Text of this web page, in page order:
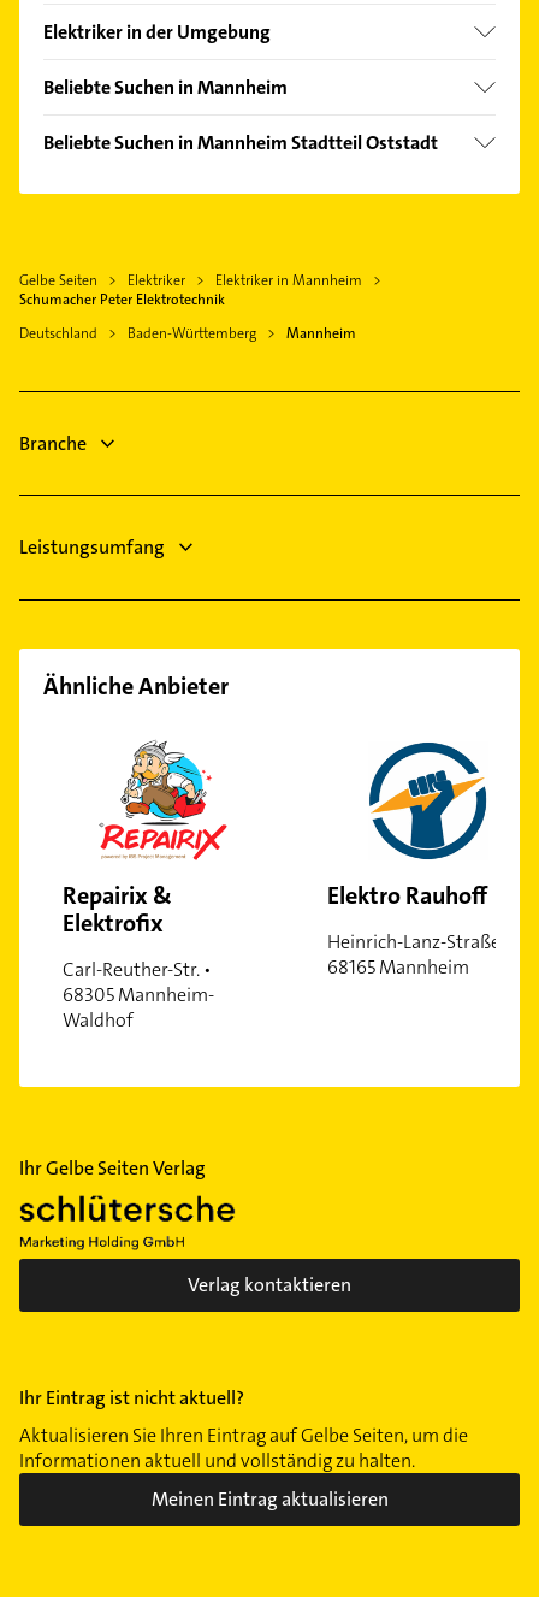
Feudenheim
Käfertal
Neckarstadt
Rheinau
Seckenheim
Vogelstang
Elektriker in der Umgebung
Ludwigshafen am Rhein
Heddesheim Baden
Waldsee Pfalz
Mutterstadt
Frankenthal (Pfalz)
Beliebte Suchen in Mannheim
Klempner
Sanitärinstallation
Ärztehaus
Hausarzt
Arzt
Putzfrau
Beliebte Suchen in Mannheim Stadtteil Oststadt
Physikalische Therapie
Putzfrau
Hausarzt
Allgemeinarzt
Gelbe Seiten Elektriker
Elektriker in Mannheim
Schumacher Peter Elektrotechnik
Deutschland
Baden-Württemberg Mannheim
Branche
Leistungsumfang
Ähnliche Anbieter
Repairix &
Elektrofix
Carl-Reuther-Str. •
68305 Mannheim-
Waldhof
Elektro Rauhoff
Heinrich-Lanz-Straße •
68165 Mannheim
Ihr Gelbe Seiten Verlag
Verlag kontaktieren
Ihr Eintrag ist nicht aktuell?
Aktualisieren Sie Ihren Eintrag auf Gelbe Seiten, um die
Informationen aktuell und vollständig zu halten.
Meinen Eintrag aktualisieren